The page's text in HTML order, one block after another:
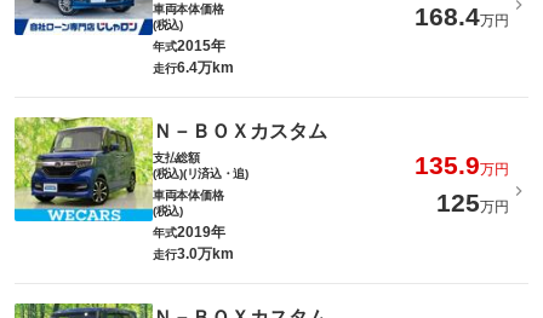
車両本体価格
(税込)
168.4万円
年式2015年
走行6.4万km
Ｎ－ＢＯＸカスタム
支払総額
(税込)(リ済込・追)
135.9万円
車両本体価格
(税込)
125万円
年式2019年
走行3.0万km